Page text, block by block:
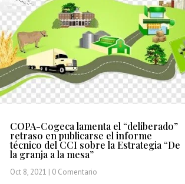
COPA-Cogeca lamenta el “deliberado”
retraso en publicarse el informe
técnico del CCI sobre la Estrategia “De
la granja a la mesa”
Oct 8, 2021 | 0 Comentario